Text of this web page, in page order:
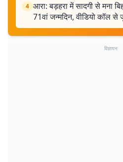
4 आरा: बड़हरा में सादगी से मना
71वां जन्मदिन, वीडियो कॉल
विज्ञापन